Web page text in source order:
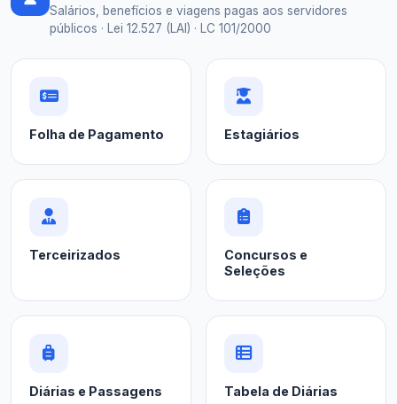
Salários, benefícios e viagens pagas aos servidores
públicos · Lei 12.527 (LAI) · LC 101/2000
Folha de Pagamento Estagiários
Terceirizados
Concursos e
Seleções
Diárias e Passagens Tabela de Diárias